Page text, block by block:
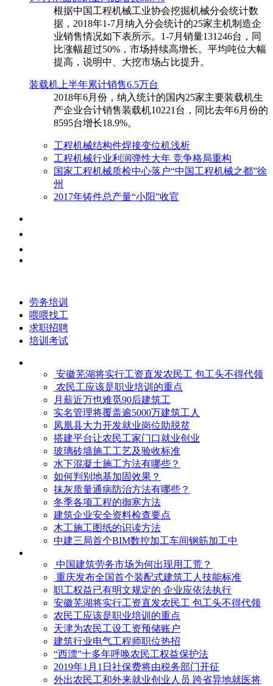
根据中国工程机械工业协会挖掘机械分会统计数
据，2018年1-7月纳入分会统计的25家主机制造企
业销售情况如下表所示。1-7月销量131246台，同
比涨幅超过50%，市场持续高增长。平均吨位大幅
提高，说明中、大挖市场占比提升。
装载机上半年累计销售6.5万台
​2018年6月份，纳入统计的国内25家主要装载机生
产企业合计销售装载机10221台，同比去年6月份的
8595台增长18.9%。
工程机械结构件焊接变位机浅析
工程机械行业利润弹性大年 竞争格局重构
国家工程机械质检中心落户“中国工程机械之都”徐
州
2017年铸件总产量“小阳”收官
劳务培训
喂喂找工
求职招聘
培训考试
安徽芜湖将实行工资直发农民工 包工头不得代领
农民工应该是职业培训的重点
月薪近万也难觅90后建筑工
实名管理将覆盖逾5000万建筑工人
凤凰县大力开发就业岗位助脱贫
搭建平台让农民工家门口就业创业
玻璃砖墙施工工艺及验收标准
水下混凝土施工方法有哪些？
如何判别地基加固效果？
抹灰质量通病防治方法有哪些？
冬季各项工程的御寒​方法
建筑企业安全资料检查要点
木工施工图纸的识读方法
中建三局首个BIM数控加工车间钢筋加工中
中国建筑劳务市场为何出现用工荒？
重庆发布全国首个装配式建筑工人技能标准
职工权益已有明文规定的 企业应依法执行
安徽芜湖将实行工资直发农民工 包工头不得代领
农民工应该是职业培训的重点
天津为农民工设工资预储账户
建筑行业电气工程师职位热招
“西漂”十多年呼唤农民工权益保护法
2019年1月1日社保费将由税务部门开征
外出农民工和外来就业创业人员 跨省异地就医将